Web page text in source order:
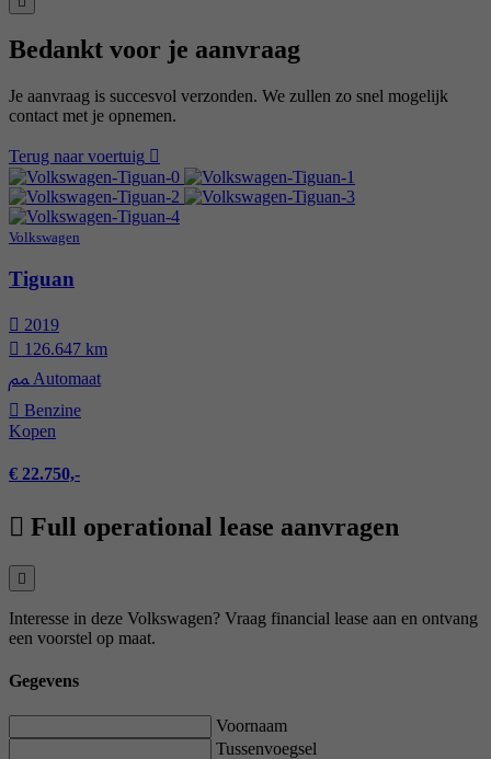
Bedankt voor je aanvraag
Je aanvraag is succesvol verzonden. We zullen zo snel mogelijk
contact met je opnemen.
Terug naar voertuig
Volkswagen
Tiguan
2019
126.647 km
Automaat
Benzine
Kopen
€ 22.750,-
Full operational lease aanvragen
Interesse in deze Volkswagen? Vraag financial lease aan en ontvang
een voorstel op maat.
Gegevens
Voornaam
Tussenvoegsel